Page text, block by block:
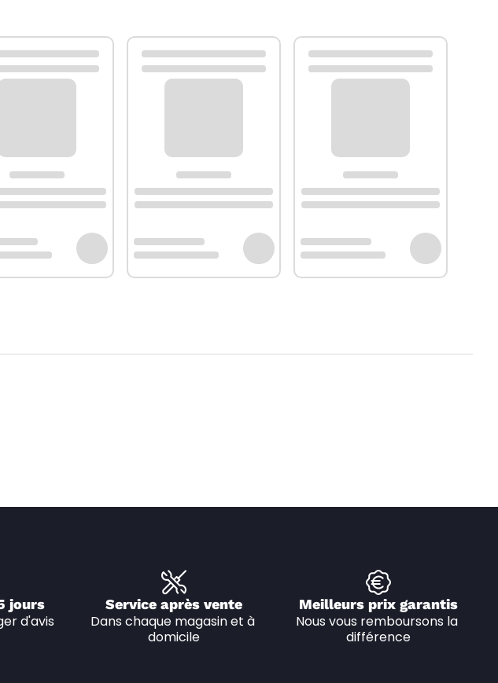
jours
d'avis
Service après vente
Dans chaque magasin et à
domicile
Meilleurs prix garantis
Nous vous remboursons la
différence